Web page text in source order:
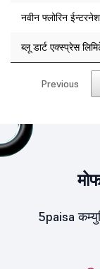
नवीन फ्लोरिन
ब्लू डार्ट एक्स्प्रेस
Previous
5paisa